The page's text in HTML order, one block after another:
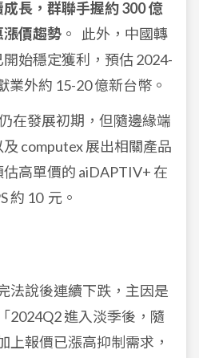
長，群聯手握約 300 億
漲價趨勢 。
此外，中國轉
始穩定獲利，預估 2024-
業外約 15-20 億新台幣。
在發展初期，但隨邊緣端
computex 展出相關產品
高單價的 aiDAPTIV+ 在
約 10 元。
法說後連續下跌，主因是
2024Q2 進入淡季後，隨
上報價已漲高抑制需求，